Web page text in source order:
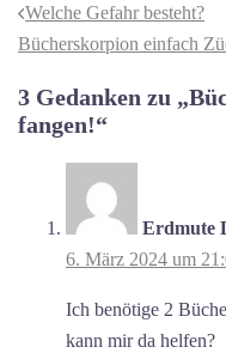
Welche Gefahr besteht?
Bücherskorpion einfach
3 Gedanken zu „
fangen!“
Erdmute
6. März 2024 um
Ich benötige 2
kann mir da helfen?